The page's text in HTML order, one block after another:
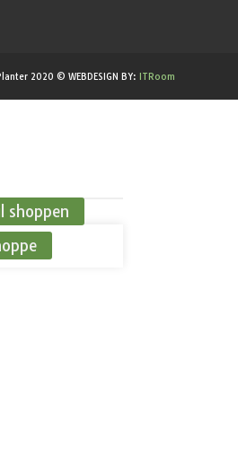
2020 © WEBDESIGN BY:ITRoom
shoppen